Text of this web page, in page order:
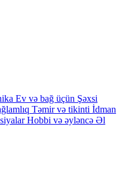
Ev və bağ üçün Şəxsi
Təmir və tikinti İdman
Hobbi və əyləncə Əl